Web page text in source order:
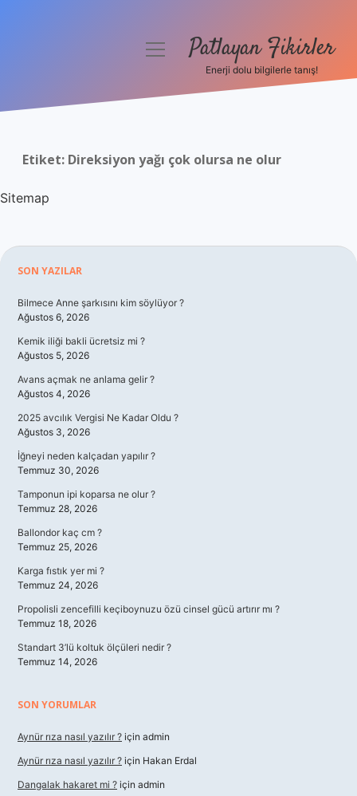
Hakkımızda
menüyüPatlayan Fikirler
Enerji dolu bilgilerle tanış!
Etiket: Direksiyon yağı çok olursa ne olur
Sitemap
Sidebar
SON YAZILAR
Bilmece Anne şarkısını kim söylüyor ?
Ağustos 6, 2026
Kemik iliği bakli ücretsiz mi ?
Ağustos 5, 2026
Avans açmak ne anlama gelir ?
Ağustos 4, 2026
2025 avcılık Vergisi Ne Kadar Oldu ?
Ağustos 3, 2026
İğneyi neden kalçadan yapılır ?
Temmuz 30, 2026
Tamponun ipi koparsa ne olur ?
Temmuz 28, 2026
Ballondor kaç cm ?
Temmuz 25, 2026
Karga fıstık yer mi ?
Temmuz 24, 2026
Propolisli zencefilli keçiboynuzu özü cinsel gücü artırır mı ?
Temmuz 18, 2026
Standart 3’lü koltuk ölçüleri nedir ?
Temmuz 14, 2026
SON YORUMLAR
Aynür rıza nasıl yazılır ? için admin
Aynür rıza nasıl yazılır ? için Hakan Erdal
Dangalak hakaret mi ? için admin